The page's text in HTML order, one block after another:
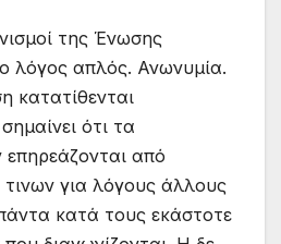
της Ένωσης
λόγος απλός. Ανωνυμία.
κατατίθενται
ότι τα
από
για λόγους άλλους
κατά τους εκάστοτε